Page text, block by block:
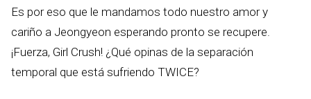
Es por eso que le mandamos todo nuestro amor y
cariño a Jeongyeon esperando pronto se recupere.
¡Fuerza, Girl Crush! ¿Qué opinas de la separación
temporal que está sufriendo TWICE?